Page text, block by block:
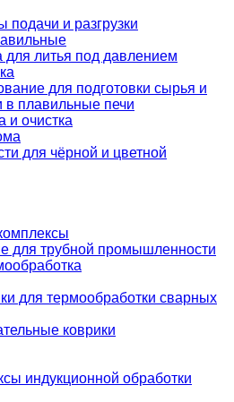
подачи и разгрузки
литья под давлением
для подготовки сырья и
в плавильные печи
и очистка
для чёрной и цветной
для трубной промышленности
для термообработки сварных
коврики
индукционной обработки